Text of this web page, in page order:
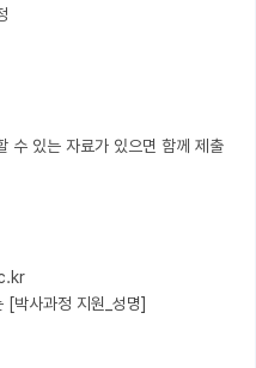
수 있는 자료가 있으면 함께 제출
[박사과정 지원_성명]